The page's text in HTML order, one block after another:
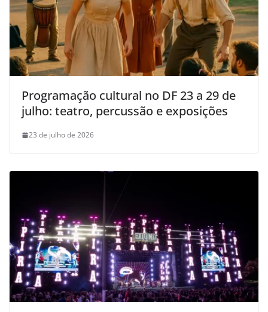
Programação cultural no DF 23 a 29 de
julho: teatro, percussão e exposições
23 de julho de 2026